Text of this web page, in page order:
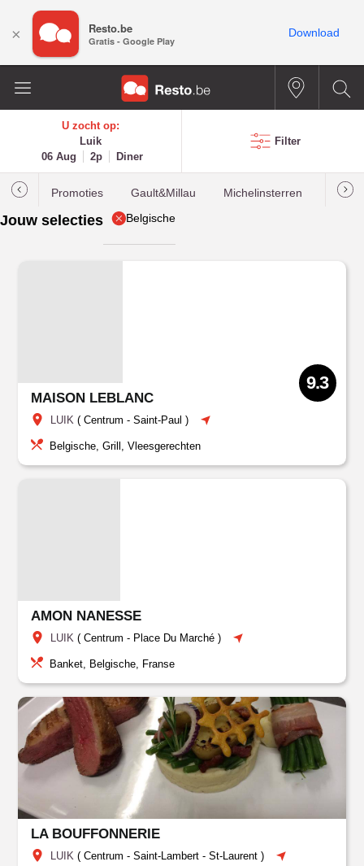
U zocht op:
Luik
06 Aug
2p Diner
Filter
Promoties Gault&Millau Michelinsterren
Jouw selecties Belgische
MAISON LEBLANC
LUIK (Centrum - Saint-Paul )
9.3
Belgische, Grill, Vleesgerechten
AMON NANESSE
LUIK (Centrum - Place Du Marché )
Banket, Belgische, Franse
LA BOUFFONNERIE
LUIK (Centrum - Saint-Lambert - St-Laurent )
× Resto.be
Gratis - Google Play
Download